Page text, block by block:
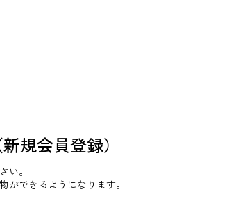
新規会員登録）
い。
ができるようになります。